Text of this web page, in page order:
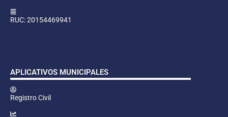
RUC: 20154469941
APLICATIVOS MUNICIPALES
Registro Civil